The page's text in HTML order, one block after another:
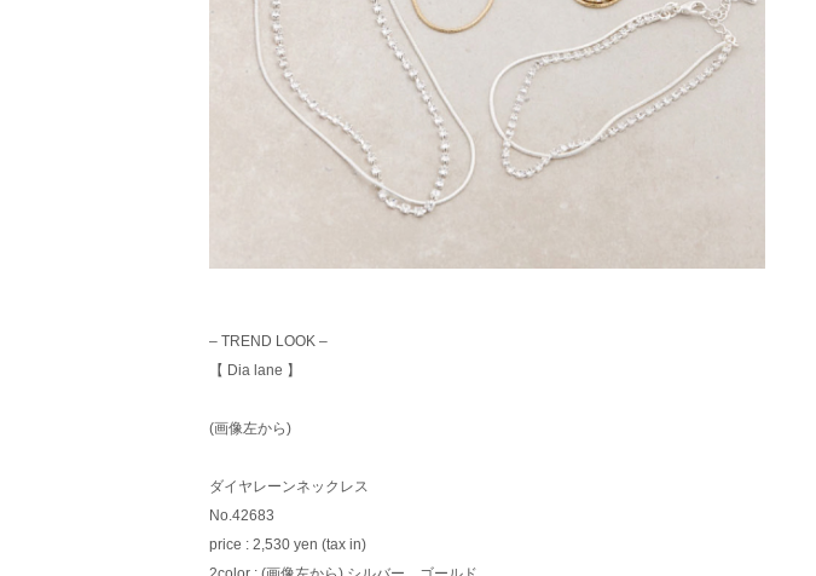
– TREND LOOK –
【 Dia lane 】
(画像左から)
ダイヤレーンネックレス
No.42683
price : 2,530 yen (tax in)